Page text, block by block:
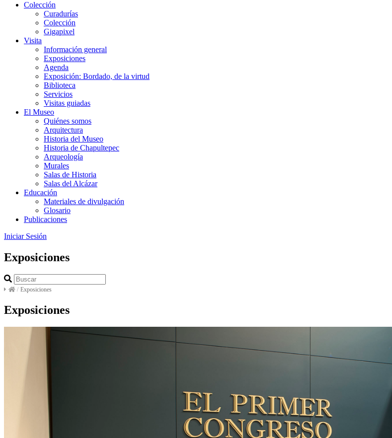
Colección
Curadurías
Colección
Gigapixel
Visita
Información general
Exposiciones
Agenda
Exposición: Bordado, de la virtud
Biblioteca
Servicios
Visitas guiadas
El Museo
Quiénes somos
Arquitectura
Historia del Museo
Historia de Chapultepec
Arqueología
Murales
Salas de Historia
Salas del Alcázar
Educación
Materiales de divulgación
Glosario
Publicaciones
Iniciar Sesión
Exposiciones
/ Exposiciones
Exposiciones